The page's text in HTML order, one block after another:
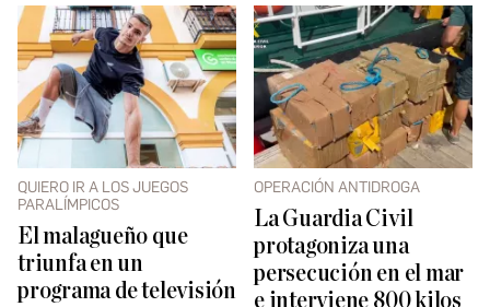
QUIERO IR A LOS JUEGOS
PARALÍMPICOS
El malagueño que
triunfa en un
programa de televisión
OPERACIÓN ANTIDROGA
La Guardia Civil
protagoniza una
persecución en el mar
e interviene 800 kilos